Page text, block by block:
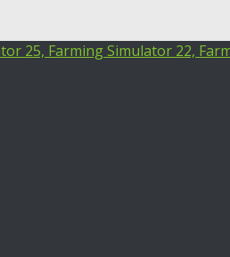
25, Farming Simulator 22,